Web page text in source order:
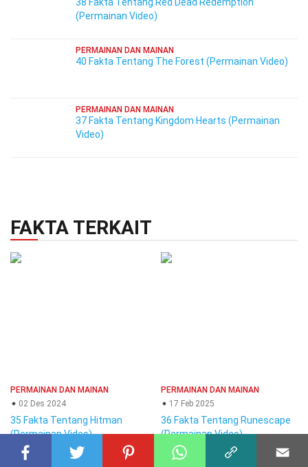
(Permainan Video)
PERMAINAN DAN MAINAN
40 Fakta Tentang The Forest (Permainan Video)
PERMAINAN DAN MAINAN
37 Fakta Tentang Kingdom Hearts (Permainan
Video)
FAKTA TERKAIT
PERMAINAN DAN MAINAN
02 Des 2024
35 Fakta Tentang Hitman
(Permainan Video)
PERMAINAN DAN MAINAN
17 Feb 2025
36 Fakta Tentang Runescape
(Permainan Video)